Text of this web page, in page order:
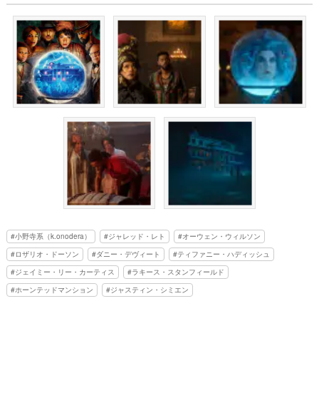
小野寺系（k.onodera） ジャレッド・レト
オーウェン・ウィルソン
ロザリオ・ドーソン
ダニー・デヴィート
ティファニー・ハディッシュ
ジェイミー・リー・カーティス
ラキース・スタンフィールド
ホーンテッドマンション
ジャスティン・シミエン